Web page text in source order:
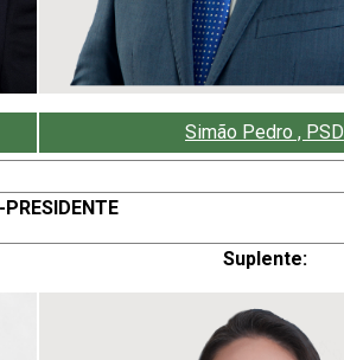
Simão Pedro , PSD
PRESIDENTE
Suplente: